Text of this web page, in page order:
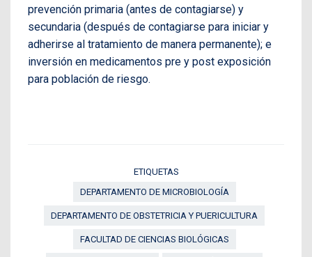
prevención primaria (antes de contagiarse) y
secundaria (después de contagiarse para iniciar y
adherirse al tratamiento de manera permanente); e
inversión en medicamentos pre y post exposición
para población de riesgo.
ETIQUETAS
DEPARTAMENTO DE MICROBIOLOGÍA
DEPARTAMENTO DE OBSTETRICIA Y PUERICULTURA
FACULTAD DE CIENCIAS BIOLÓGICAS